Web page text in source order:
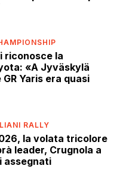
riconosce la
«A Jyväskylä
Yaris era quasi
RALLY
la volata tricolore
leader, Crugnola a
assegnati